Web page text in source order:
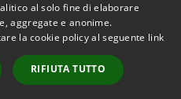
Copyright © 2026 • Comune di
Collalto Sabino • Powered by
Municipium•
Accesso
redazione
al solo fine di elaborare
aggregate e anonime.
la cookie policy al seguente link
RIFIUTA TUTTO